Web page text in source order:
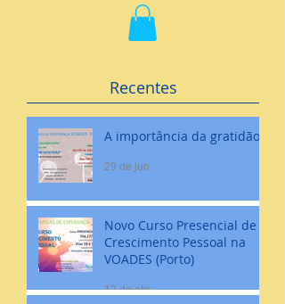
Recentes
A importância da gratidão
29 de jun.
Novo Curso Presencial de
Crescimento Pessoal na
VOADES (Porto)
12 de abr.